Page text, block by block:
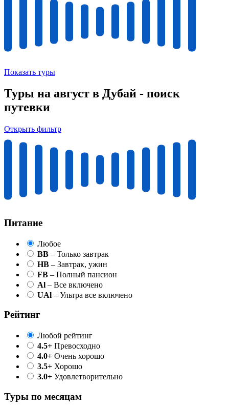
Показать туры
Туры на август в Дубай - поиск
путевки
Открыть фильтр
Питание
Любое
BB – Только завтрак
HB – Завтрак, ужин
FB – Полный пансион
Al – Все включено
UAl – Ультра все включено
Рейтинг
Любой рейтинг
4.5+ Превосходно
4.0+ Очень хорошо
3.5+ Хорошо
3.0+ Удовлетворительно
Туры по месяцам